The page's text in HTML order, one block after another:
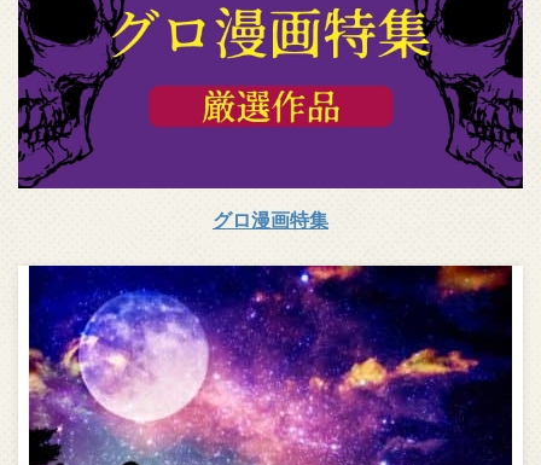
グロ漫画特集